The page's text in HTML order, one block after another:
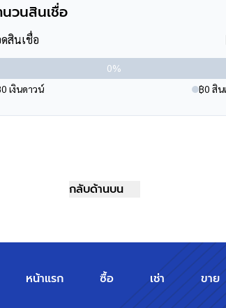
ถนนเพชรเกษม ,
ย-หมอชิต2) ,
02-494-9187
นวนสินเชื่อ
สินเชื่อ
0%
เงินดาวน์
฿0 สิน
กลับด้านบน
หน้าแรก ซื้อ เช่า ขาย